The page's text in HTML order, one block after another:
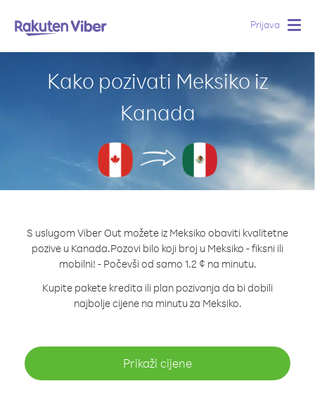
Prijava
Kako pozivati Meksiko iz
Kanada
S uslugom Viber Out možete iz Meksiko obaviti kvalitetne
pozive u Kanada.Pozovi bilo koji broj u Meksiko - fiksni ili
mobilni! - Počevši od samo 1.2 ¢ na minutu.
Kupite pakete kredita ili plan pozivanja da bi dobili
najbolje cijene na minutu za Meksiko.
Prikaži cijene